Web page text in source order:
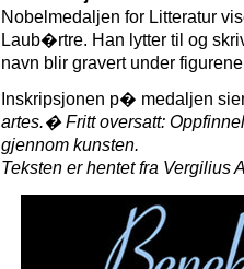
Nobelmedaljen for Litteratur
Laub�rtre. Han lytter til og
navn blir gravert under
Inskripsjonen p� medaljen
artes.� Fritt oversatt:
gjennom kunsten.
Teksten er hentet fra Vergilius